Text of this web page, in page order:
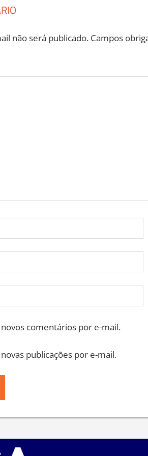
não será publicado. Campos
comentários por e-mail.
publicações por e-mail.